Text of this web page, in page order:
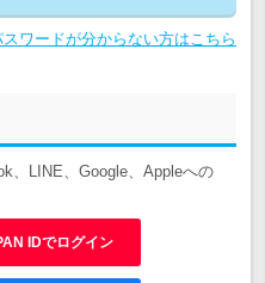
スワードが分からない方はこちら
、LINE、Google、Appleへの
IDでログイン